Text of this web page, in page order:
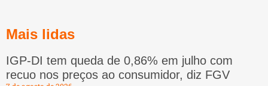
Mais lidas
IGP-DI tem queda de 0,86% em julho com
recuo nos preços ao consumidor, diz FGV